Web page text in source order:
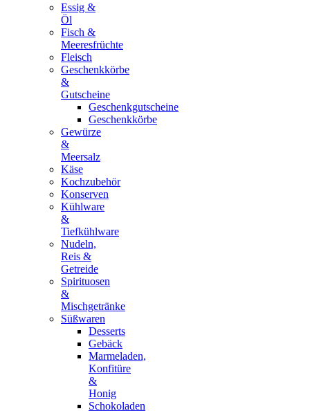
Essig &
Öl
Fisch &
Meeresfrüchte
Fleisch
Geschenkkörbe
&
Gutscheine
Geschenkgutscheine
Geschenkkörbe
Gewürze
&
Meersalz
Käse
Kochzubehör
Konserven
Kühlware
&
Tiefkühlware
Nudeln,
Reis &
Getreide
Spirituosen
&
Mischgetränke
Süßwaren
Desserts
Gebäck
Marmeladen,
Konfitüre
&
Honig
Schokoladen